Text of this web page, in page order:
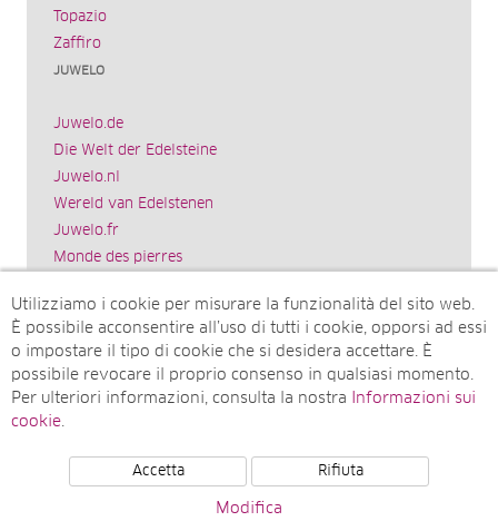
Topazio
Zaffiro
JUWELO
Juwelo.de
Die Welt der Edelsteine
Juwelo.nl
Wereld van Edelstenen
Juwelo.fr
Monde des pierres
El mundo de las piedras preciosas
World of Gemstones
Juwelo.com
Ädelstenarnas Värld
© Juwelo Deutschland GmbH (societá controllata dalla
Utilizziamo i cookie per misurare la funzionalità del sito web.
È possibile acconsentire all’uso di tutti i cookie, opporsi ad essi
o impostare il tipo di cookie che si desidera accettare. È
possibile revocare il proprio consenso in qualsiasi momento.
Per ulteriori informazioni, consulta la nostra
Informazioni sui
cookie.
Accetta Rifiuta
Modifica